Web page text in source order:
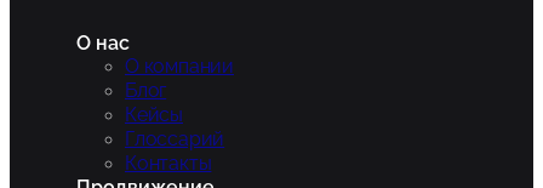
О нас
О компании
Блог
Кейсы
Глоссарий
Контакты